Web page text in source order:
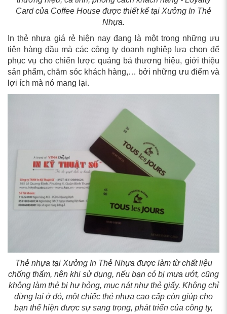
Card của Coffee House được thiết kế tại Xưởng In Thẻ
Nhựa.
In thẻ nhựa giá rẻ hiện nay đang là một trong những ưu
tiên hàng đầu mà các công ty doanh nghiệp lựa chọn để
phục vụ cho chiến lược quảng bá thương hiệu, giới thiệu
sản phẩm, chăm sóc khách hàng,… bởi những ưu điểm và
lợi ích mà nó mang lại.
Thẻ nhựa tại Xưởng In Thẻ Nhựa được làm từ chất liệu
chống thấm, nên khi sử dụng, nếu bạn có bị mưa ướt, cũng
không làm thẻ bị hư hỏng, mục nát như thẻ giấy. Không chỉ
dừng lại ở đó, một chiếc thẻ nhựa cao cấp còn giúp cho
bạn thể hiện được sự sang trọng, phát triển của công ty,